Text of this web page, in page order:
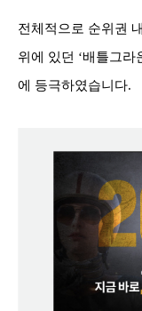
전체적으로 순위권
위에 있던 ‘배틀그라
에 등극하였습니다.